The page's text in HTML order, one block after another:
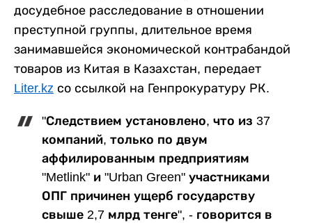
досудебное расследование в отношении
преступной группы, длительное время
занимавшейся экономической контрабандой
товаров из Китая в Казахстан, передает
Liter.kz со ссылкой на Генпрокуратуру РК.
"Следствием установлено, что из 37
компаний, только по двум
аффилированным предприятиям
"Metlink" и "Urban Green" участниками
ОПГ причинен ущерб государству
свыше 2,7 млрд тенге", - говорится в